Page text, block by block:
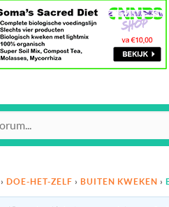
› DOE-HET-ZELF › BUITEN KWEKEN ›